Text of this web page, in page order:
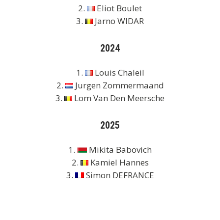
2.
Eliot Boulet
3.
Jarno WIDAR
2024
1.
Louis Chaleil
2.
Jurgen Zommermaand
3.
Lom Van Den Meersche
2025
1.
Mikita Babovich
2.
Kamiel Hannes
3.
Simon DEFRANCE